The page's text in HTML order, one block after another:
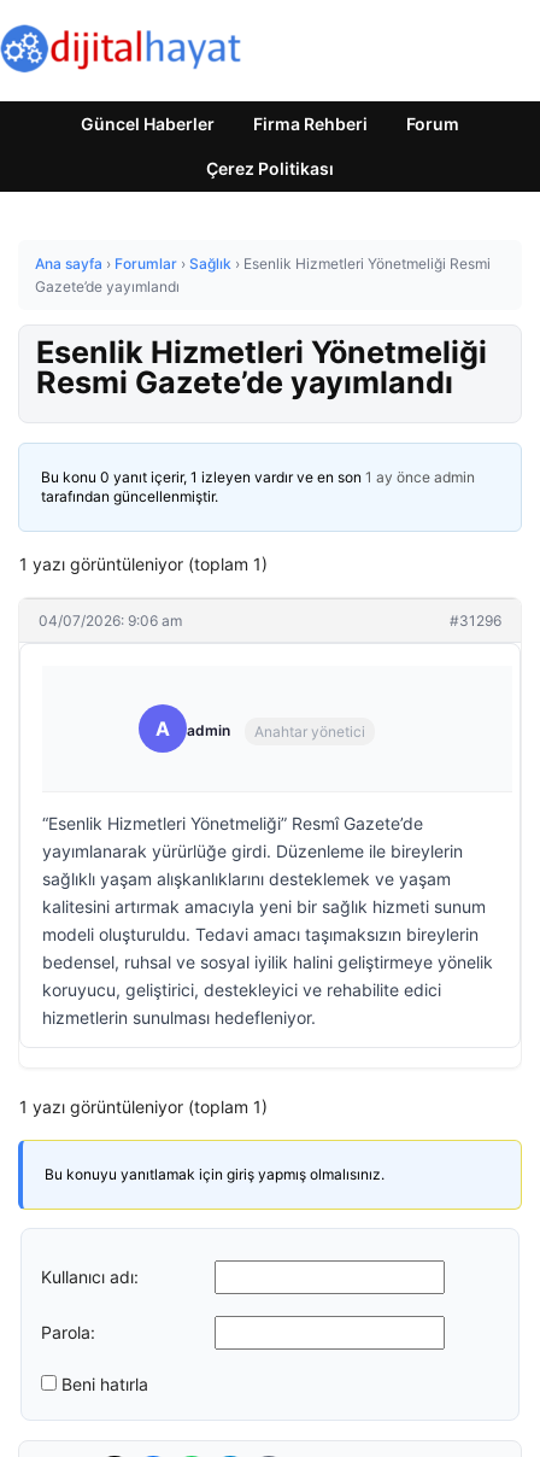
Güncel Haberler Firma Rehberi Forum
Çerez Politikası
Ana sayfa › Forumlar › Sağlık › Esenlik Hizmetleri Yönetmeliği Resmi
Gazete’de yayımlandı
Esenlik Hizmetleri Yönetmeliği
Resmi Gazete’de yayımlandı
Bu konu 0 yanıt içerir, 1 izleyen vardır ve en son 1 ay önce admin
tarafından güncellenmiştir.
1 yazı görüntüleniyor (toplam 1)
04/07/2026: 9:06 am #31296
A admin Anahtar yönetici
“Esenlik Hizmetleri Yönetmeliği” Resmî Gazete’de
yayımlanarak yürürlüğe girdi. Düzenleme ile bireylerin
sağlıklı yaşam alışkanlıklarını desteklemek ve yaşam
kalitesini artırmak amacıyla yeni bir sağlık hizmeti sunum
modeli oluşturuldu. Tedavi amacı taşımaksızın bireylerin
bedensel, ruhsal ve sosyal iyilik halini geliştirmeye yönelik
koruyucu, geliştirici, destekleyici ve rehabilite edici
hizmetlerin sunulması hedefleniyor.
1 yazı görüntüleniyor (toplam 1)
Bu konuyu yanıtlamak için giriş yapmış olmalısınız.
Kullanıcı adı:
Parola:
Beni hatırla